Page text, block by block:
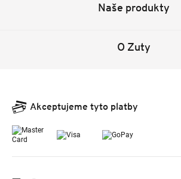
Naše produkty
O Zuty
Akceptujeme tyto platby